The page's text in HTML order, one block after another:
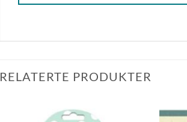
RELATERTE PRODUKTER